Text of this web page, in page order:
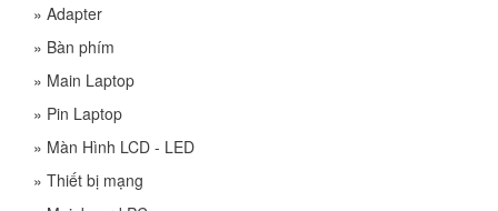
» Adapter
» Bàn phím
» Main Laptop
» Pin Laptop
» Màn Hình LCD - LED
» Thiết bị mạng